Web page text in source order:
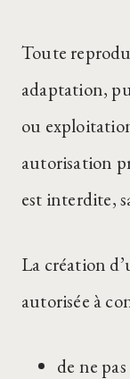
Toute
adaptation,
ou
autorisation
est interdite,
La création
autorisée à
de ne